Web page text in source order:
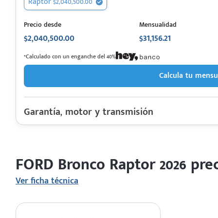
Precio desde
$2,040,500.00
Mensualidad
$31,156.21
*Calculado con un enganche del 40%
Calcula tu
Garantía, motor y transmisión
Garantía
Último rediseño
Colores disponibles
FORD Bronco Raptor 2026
Ver ficha técnica
más
estoy viendo 😀